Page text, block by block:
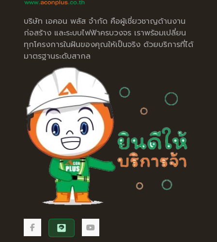
บริษัท เอคอน พลัส จำกัด คือผู้เชี่ยวชาญด้านงาน
ก่อสร้าง และระบบไฟฟ้าครบวงจร เราพร้อมเปลี่ยน
ทุกโครงการในฝันของคุณให้เป็นจริง ด้วยบริการที่ได้
มาตรฐานระดับสากล